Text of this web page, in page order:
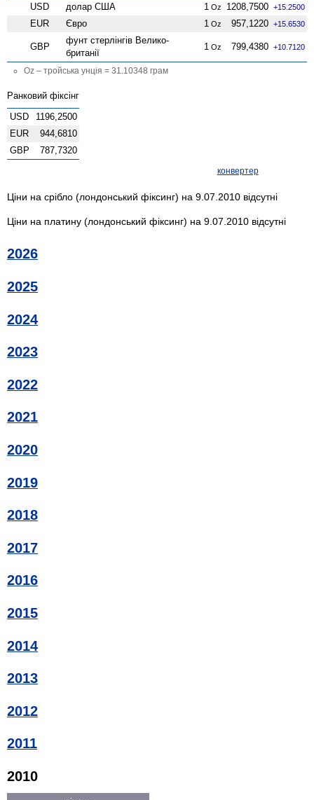
USD долар США 1 Oz 1208,7500 +15.2500
EUR Євро 1 Oz 957,1220 +15.6530
GBP
фунт стерлінгів Велико­
британії
1 Oz 799,4380 +10.7120
Oz – тройська унція = 31.10348 грам
Ранковий фіксінг
USD
1196,2500
EUR
944,6810
GBP
787,7320
конвертер
Ціни на срібло (лондонський фіксинг) на 9.07.2010 відсутні
Ціни на платину (лондонський фіксинг) на 9.07.2010 відсутні
2026
2025
2024
2023
2022
2021
2020
2019
2018
2017
2016
2015
2014
2013
2012
2011
2010